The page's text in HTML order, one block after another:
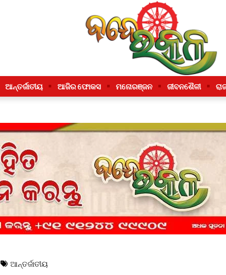
ଆନ୍ତର୍ଜାତୀୟ ଆଜିର ଫୋକସ ମନୋରଞ୍ଜନ ଜୀବନଶୈଳୀ
ଆନ୍ତର୍ଜାତୀୟ